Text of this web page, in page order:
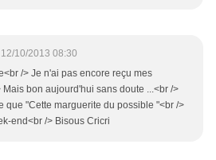
12/10/2013 08:30
/> Je n'ai pas encore reçu mes
bon aujourd'hui sans doute ...<br />
que "Cette marguerite du possible "<br />
end<br /> Bisous Cricri